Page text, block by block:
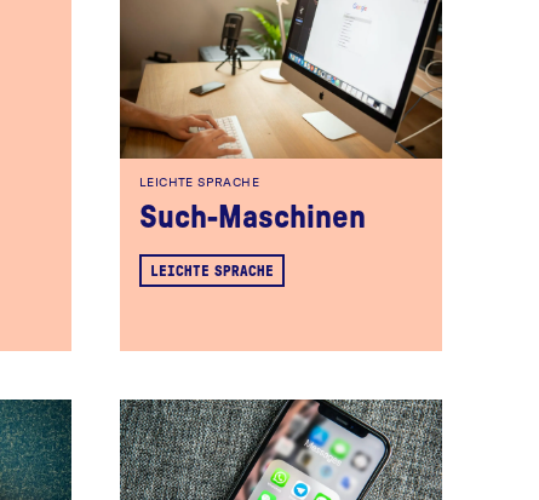
LEICHTE SPRACHE
Such-Maschinen
LEICHTE SPRACHE